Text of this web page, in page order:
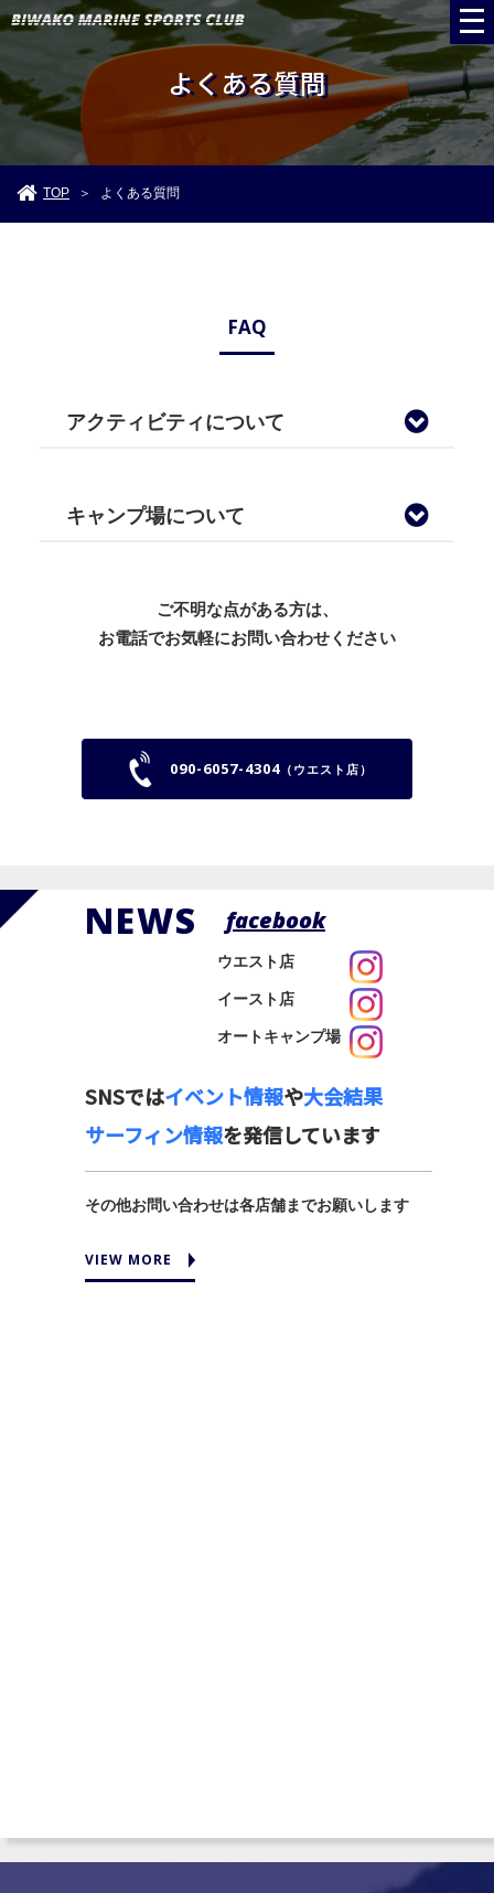
よくある質問
TOP ＞ よくある質問
FAQ
アクティビティについて
キャンプ場について
ご不明な点がある方は、
​​​​​​​お電話でお気軽にお問い合わせください
090-6057-4304（ウエスト店）
NEWS facebook
ウエスト店
イースト店
オートキャンプ場
SNSではイベント情報や大会結果
サーフィン情報を発信しています
その他お問い合わせは各店舗までお願いします
VIEW MORE